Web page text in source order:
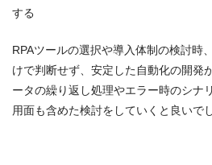
する
RPAツールの選択や導入体制の検討時
けで判断せず、安定した自動化の開発
ータの繰り返し処理やエラー時のシナ
用面も含めた検討をしていくと良いで